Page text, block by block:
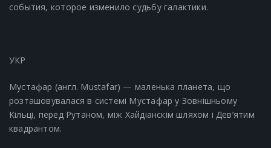
события, которое изменило судьбу галактики.
УКР
Мустафар (англ. Mustafar) — маленька планета, що
розташовувалася в системі Мустафар у Зовнішньому
Кільці, перед Рутаном, між Хайдіанскім шляхом і Дев’ятим
квадрантом.